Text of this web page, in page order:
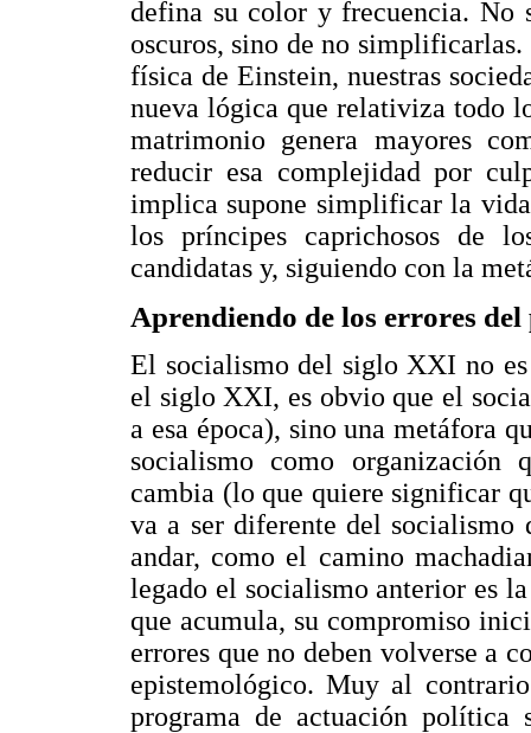
defina su color y frecuencia. No
oscuros, sino de no
física de Einstein, nuestras
nueva lógica que relativiza todo
matrimonio genera mayores
reducir esa complejidad por
implica supone simplificar la
los príncipes caprichosos de
candidatas y, siguiendo con la
Aprendiendo de los errores del
El socialismo del siglo XXI no
el siglo XXI, es obvio que el
a esa época), sino una metáfora
socialismo como
cambia (lo que quiere significar
va a ser diferente del socialismo
andar, como el camino
legado el socialismo anterior es
que acumula, su compromiso
errores que no deben volverse a
epistemológico. Muy al
programa de actuación política